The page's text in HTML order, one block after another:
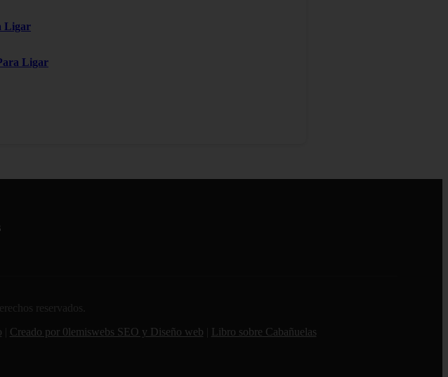
Ligar
Ligar
reservados.
Creado por 0lemiswebs SEO y Diseño web Libro sobre Cabañuelas